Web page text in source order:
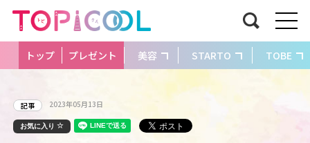
トップ プレゼント 美容 STARTO TOBE
記事 2023年05月13日
お気に入り